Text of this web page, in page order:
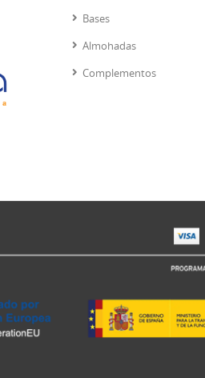
Bases
Almohadas
Complementos